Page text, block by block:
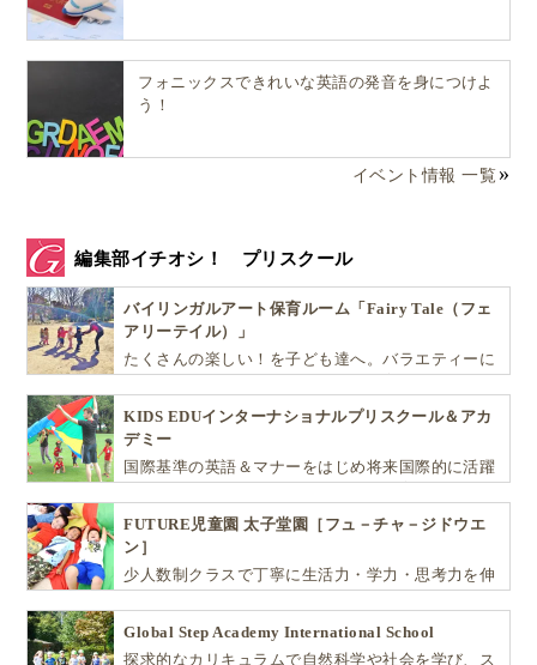
フォニックスできれいな英語の発音を身につけよ
う！
イベント情報 一覧
編集部イチオシ！ プリスクール
バイリンガルアート保育ルーム「Fairy Tale（フェ
アリーテイル）」
たくさんの楽しい！を子ども達へ。バラエティーに
KIDS EDUインターナショナルプリスクール＆アカ
デミー
国際基準の英語＆マナーをはじめ将来国際的に活躍
EDU（キッズ・エデュ）」は幼児から小学生まで一
貫して学べる充実のカリキュラムが魅力です
FUTURE児童園 太子堂園［フュ－チャ－ジドウエ
ン］
少人数制クラスで丁寧に生活力・学力・思考力を伸
Global Step Academy International School
探求的なカリキュラムで自然科学や社会を学び、ス